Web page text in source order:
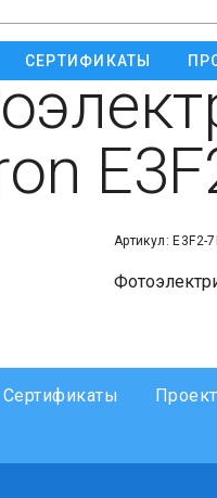
СЕРТИФИКАТЫ
Артикул: E3F2-
Сертификаты